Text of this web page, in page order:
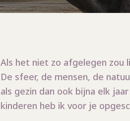
Als het niet zo afgelegen zou
De sfeer, de mensen, de
als gezin dan ook bijna elk
kinderen heb ik voor je